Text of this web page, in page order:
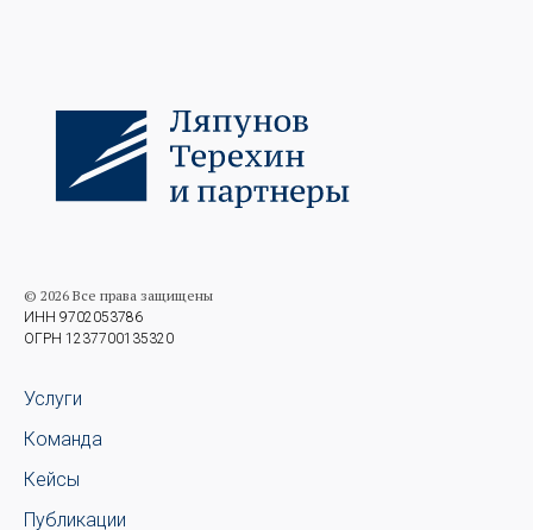
© 2026 Все права защищены
ИНН 9702053786
ОГРН 1237700135320
Услуги
Команда
Кейсы
Публикации